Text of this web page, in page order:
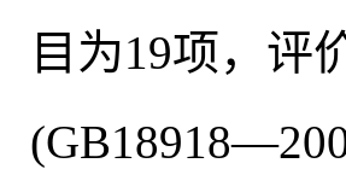
目为19项， 评